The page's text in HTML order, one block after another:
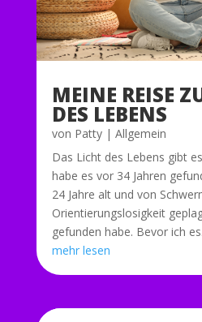
MEINE REISE
DES LEBENS
von Patty| Allgemein
Das Licht des Lebens gibt
habe es vor 34 Jahren
24 Jahre alt und von
Orientierungslosigkeit
gefunden habe. Bevor ich
mehr lesen